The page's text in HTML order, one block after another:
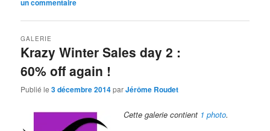
un commentaire
Krazy Winter Sales day 2 :
60% off again !
GALERIE
Publié le3 décembre 2014parJérôme Roudet
Cette galerie contient 1 photo.